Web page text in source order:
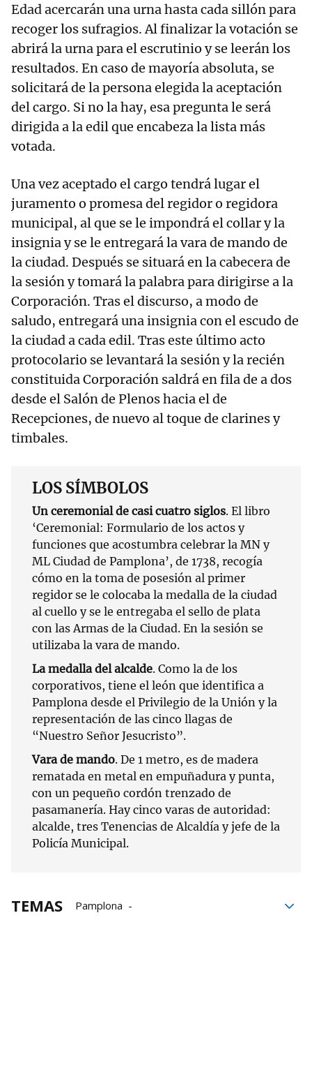
Edad acercarán una urna hasta cada sillón para
recoger los sufragios. Al finalizar la votación se
abrirá la urna para el escrutinio y se leerán los
resultados. En caso de mayoría absoluta, se
solicitará de la persona elegida la aceptación
del cargo. Si no la hay, esa pregunta le será
dirigida a la edil que encabeza la lista más
votada.
Una vez aceptado el cargo tendrá lugar el
juramento o promesa del regidor o regidora
municipal, al que se le impondrá el collar y la
insignia y se le entregará la vara de mando de
la ciudad. Después se situará en la cabecera de
la sesión y tomará la palabra para dirigirse a la
Corporación. Tras el discurso, a modo de
saludo, entregará una insignia con el escudo de
la ciudad a cada edil. Tras este último acto
protocolario se levantará la sesión y la recién
constituida Corporación saldrá en fila de a dos
desde el Salón de Plenos hacia el de
Recepciones, de nuevo al toque de clarines y
timbales.
LOS SÍMBOLOS
Un ceremonial de casi cuatro siglos. El libro
‘Ceremonial: Formulario de los actos y
funciones que acostumbra celebrar la MN y
ML Ciudad de Pamplona’, de 1738, recogía
cómo en la toma de posesión al primer
regidor se le colocaba la medalla de la ciudad
al cuello y se le entregaba el sello de plata
con las Armas de la Ciudad. En la sesión se
utilizaba la vara de mando.
La medalla del alcalde. Como la de los
corporativos, tiene el león que identifica a
Pamplona desde el Privilegio de la Unión y la
representación de las cinco llagas de
“Nuestro Señor Jesucristo”.
Vara de mando. De 1 metro, es de madera
rematada en metal en empuñadura y punta,
con un pequeño cordón trenzado de
pasamanería. Hay cinco varas de autoridad:
alcalde, tres Tenencias de Alcaldía y jefe de la
Policía Municipal.
TEMAS
Pamplona